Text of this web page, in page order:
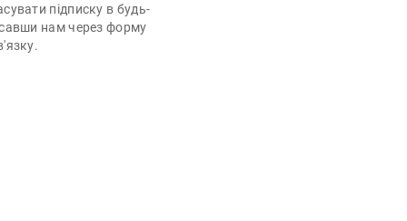
підписку в будь-
нам через форму